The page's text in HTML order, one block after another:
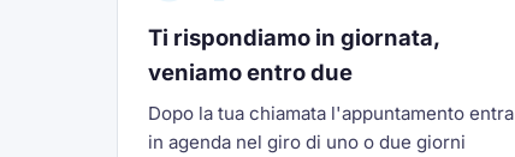
Ti rispondiamo in giornata,
veniamo entro due
Dopo la tua chiamata l'appuntamento entra
in agenda nel giro di uno o due giorni